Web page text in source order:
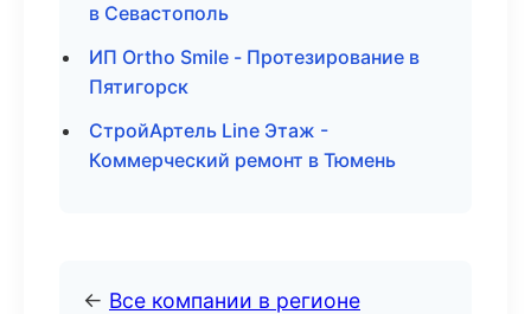
в Севастополь
ИП Ortho Smile - Протезирование в
Пятигорск
СтройАртель Line Этаж -
Коммерческий ремонт в Тюмень
← Все компании в регионе